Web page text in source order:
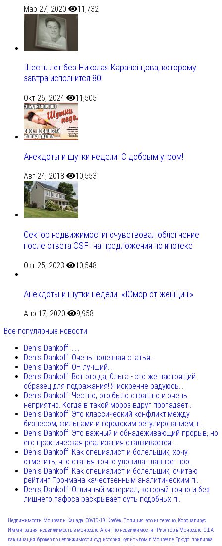
Мар 27, 2020 11,732
Шесть лет без Николая Караченцова, которому
завтра исполнится 80!
Окт 26, 2024 11,505
Анекдоты и шутки недели. С добрым утром!
Авг 24, 2018 10,553
Сектор недвижимостипочувствовал облегчение
после ответа OSFI на предложения по ипотеке
Окт 25, 2023 10,548
Анекдоты и шутки недели. «Юмор от женщин!»
Апр 17, 2020
9,958
Все популярные новости
Denis Dankoff: .....
Denis Dankoff: Очень полезная статья...
Denis Dankoff: ОН лучший...
Denis Dankoff: Вот это да, Ольга - это же настоящий
образец для подражания! Я искренне радуюсь...
Denis Dankoff: Честно, это было страшно и очень
неприятно. Когда в такой мороз вдруг пропадает...
Denis Dankoff: Это классический конфликт между
бизнесом, жильцами и городским регулированием, г...
Denis Dankoff: Это важный и обнадеживающий прорыв, но
его практическая реализация сталкивается...
Denis Dankoff: Как специалист и болельщик, хочу
отметить, что статья точно уловила главное: про...
Denis Dankoff: Как специалист и болельщик, считаю
рейтинг Пронмана качественным аналитическим п...
Denis Dankoff: Отличный материал, который точно и без
лишнего пафоса раскрывает суть подобных п...
Недвижимость Монреаль Канада COVID-19 Квебек Полиция это интересно Коронавирус
Иммиграция недвижимость в монреале Агент по недвижимости | Риэлтор в Монреале США
вакцинация брокер по недвижимости суд история купить дом в Монреале Трюдо прививка